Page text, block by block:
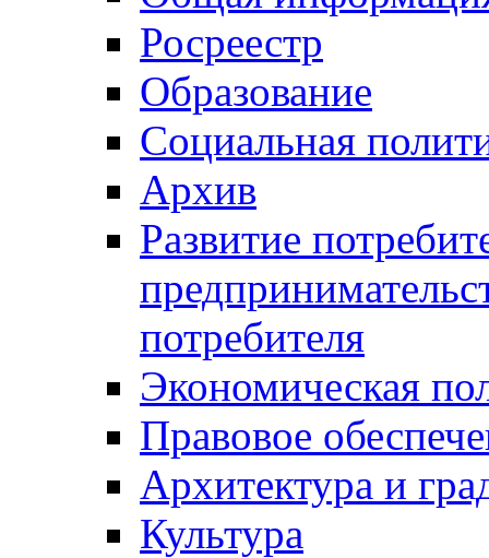
Росреестр
Образование
Социальная
Архив
Развитие
потребителя
Экономическая
Правовое
Архитектура и
Культура